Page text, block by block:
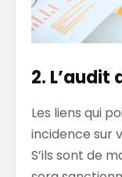
2. L’audit
Les liens qui
incidence sur
S’ils sont de